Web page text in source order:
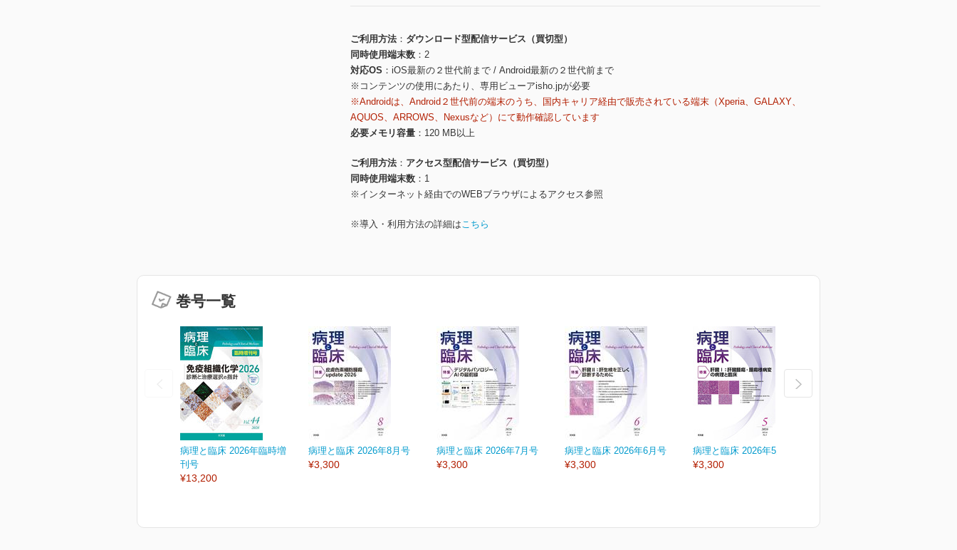
ご利用方法
ダウンロード型配信サービス（買切型）
同時使用端末数
2
対応OS
iOS最新の２世代前まで / Android最新の２世代前まで
※コンテンツの使用にあたり、専用ビューアisho.jpが必要
※Androidは、Android２世代前の端末のうち、国内キャリア経由で販売されている端末（Xperia、GALAXY、
AQUOS、ARROWS、Nexusなど）にて動作確認しています
必要メモリ容量
120 MB以上
ご利用方法
アクセス型配信サービス（買切型）
同時使用端末数
1
※インターネット経由でのWEBブラウザによるアクセス参照
※導入・利用方法の詳細はこちら
巻号一覧
病理と臨床 2026年臨時増
刊号
¥13,200
病理と臨床 2026年8月号
¥3,300
病理と臨床 2026年7月号
¥3,300
病理と臨床 2026年6月号
¥3,300
病理と臨床 2026年5月号
¥3,300